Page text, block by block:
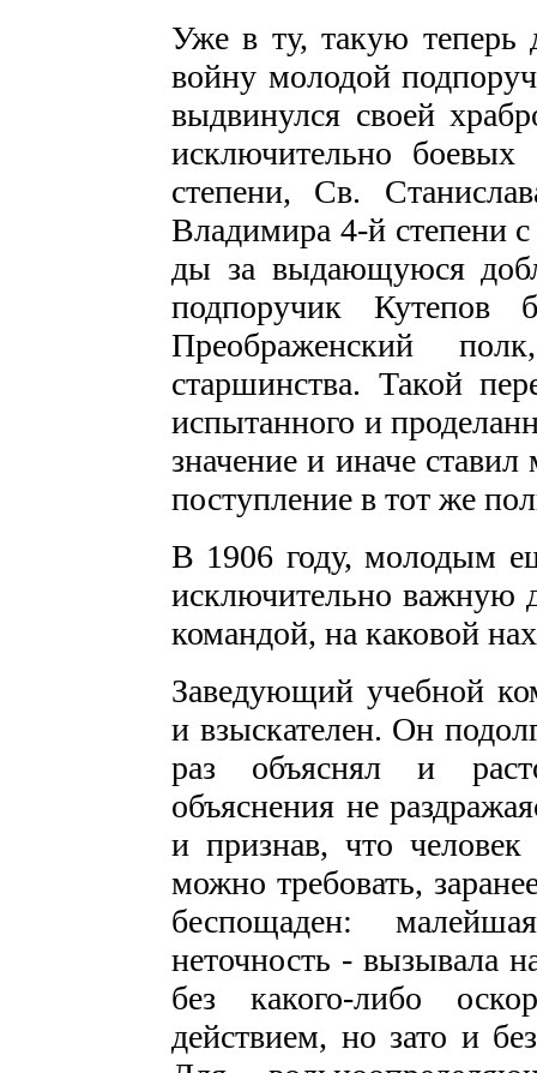
Уже в ту, такую теперь
войну молодой
выд­винулся сво­ей
исключительно
степени, Св.
Владимира 4-й степени
ды за выдающуюся
подпоручик Кутепов
Преображенский
старшинства. Такой
испы­танного и
значение и иначе
поступление в тот же
В 1906 году, молодым
исключительно важную
командой, на каковой
Заведующий учебной
и взыскателен. Он
раз объяснял и
объяснения не
и признав, что
можно требо­вать,
беспощаден:
неточность - вызывала
без какого-либо
действием, но зато и